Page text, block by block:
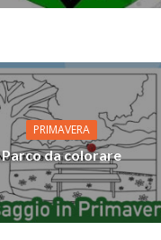
PRIMAVERA
Parco da colorare